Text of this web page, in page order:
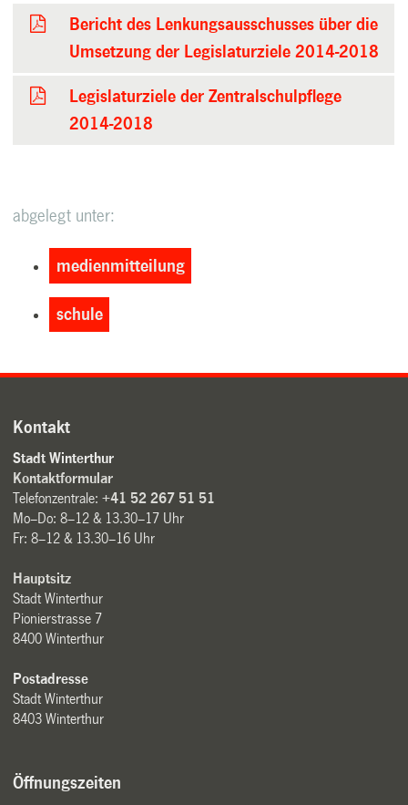
Bericht des Lenkungsausschusses über die
Umsetzung der Legislaturziele 2014-2018
Legislaturziele der Zentralschulpflege
2014-2018
abgelegt unter:
medienmitteilung
schule
Kontakt
Stadt Winterthur
Kontaktformular
Telefonzentrale:+41 52 267 51 51
Mo–Do: 8–12 & 13.30–17 Uhr
Fr: 8–12 & 13.30–16 Uhr
Hauptsitz
Stadt Winterthur
Pionierstrasse 7
8400 Winterthur
Postadresse
Stadt Winterthur
8403 Winterthur
Öffnungszeiten